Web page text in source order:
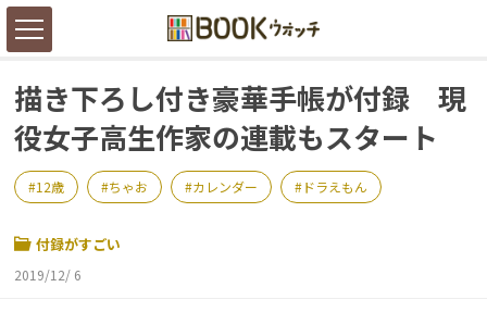
描き下ろし付き豪華手帳が付録 現
役女子高生作家の連載もスタート
12歳 ちゃお カレンダー ドラえもん
付録がすごい
2019/12/ 6